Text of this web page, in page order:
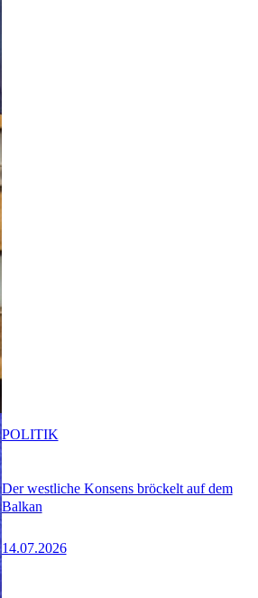
Der westliche Konsens bröckelt auf dem
Balkan
14.07.2026
POLITIK